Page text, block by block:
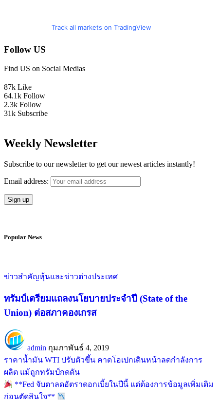
Track all markets on TradingView
Follow US
Find US on Social Medias
87k Like
64.1k Follow
2.3k Follow
31k Subscribe
Weekly Newsletter
Subscribe to our newsletter to get our newest articles instantly!
Email address:
Popular News
ข่าวสำคัญหุ้นและข่าวต่างประเทศ
ทรัมป์เตรียมแถลงนโยบายประจำปี (State of the
Union) ต่อสภาคองเกรส
admin กุมภาพันธ์ 4, 2019
ราคาน้ำมัน WTI ปรับตัวขึ้น คาดโอเปกเดินหน้าลดกำลังการ
ผลิต แม้ถูกทรัมป์กดดัน
**Fed จับตาลดอัตราดอกเบี้ยในปีนี้ แต่ต้องการข้อมูลเพิ่มเติม
ก่อนตัดสินใจ**